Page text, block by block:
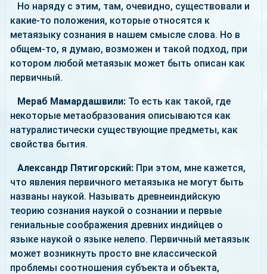
Но наряду с этим, там, очевидно, существовали и
какие-то положения, которые относятся к
метаязыку сознания в нашем смысле слова. Но в
общем-то, я думаю, возможен и такой подход, при
котором любой метаязык может быть описан как
первичный.
Мераб Мамардашвили: То есть как такой, где
некоторые метаобразования описываются как
натуралистически существующие предметы, как
свойства бытия.
Александр Пятигорский: При этом, мне кажется,
что явления первичного метаязыка не могут быть
названы наукой. Называть древнеиндийскую
теорию сознания наукой о сознании и первые
гениальные соображения древних индийцев о
языке наукой о языке нелепо. Первичный метаязык
может возникнуть просто вне классической
проблемы соотношения субъекта и объекта,